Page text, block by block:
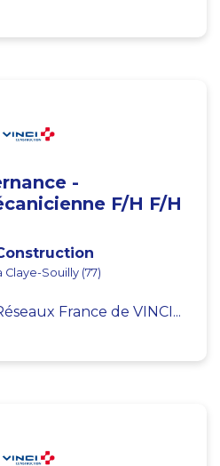
-
F/H F/H
Claye-Souilly (77)
France de VINCI...